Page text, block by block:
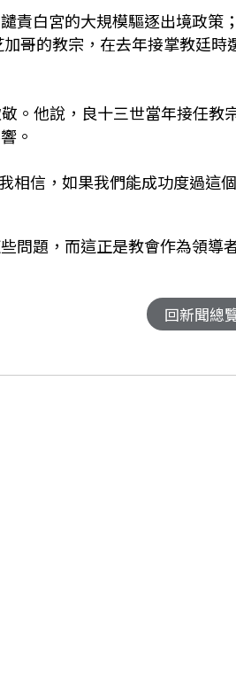
責白宮的大規模驅逐出境政策
哥的教宗，在去年接掌教廷時
。他說，良十三世當年接任教
。
相信，如果我們能成功度過這
題，而這正是教會作為領導
回新聞總